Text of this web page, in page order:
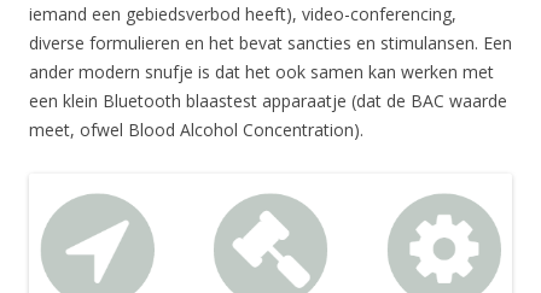
iemand een gebiedsverbod heeft), video-conferencing,
diverse formulieren en het bevat sancties en stimulansen. Een
ander modern snufje is dat het ook samen kan werken met
een klein Bluetooth blaastest apparaatje (dat de BAC waarde
meet, ofwel Blood Alcohol Concentration).